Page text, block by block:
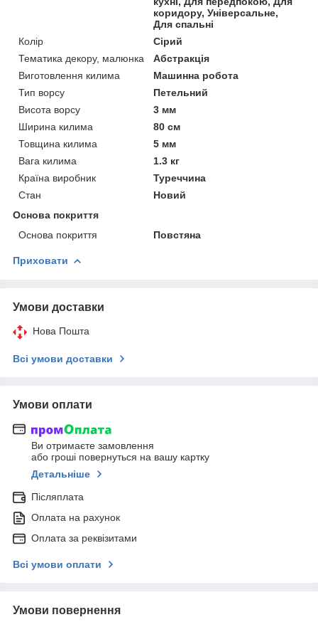
коридору, Універсальне,
Для спальні
Колір
Сірий
Тематика декору, малюнка
Абстракція
Виготовлення килима
Машинна робота
Тип ворсу
Петельний
Висота ворсу
3 мм
Ширина килима
80 см
Товщина килима
5 мм
Вага килима
1.3 кг
Країна виробник
Туреччина
Стан
Новий
Основа покриття
Основа покриття
Повстяна
Приховати
Умови доставки
Нова Пошта
Всі умови доставки
Умови оплати
Ви отримаєте замовлення
або гроші повернуться на вашу картку
Детальніше
Післяплата
Оплата на рахунок
Оплата за реквізитами
Всі умови оплати
Умови повернення